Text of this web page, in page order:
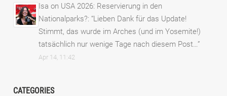
Isa on USA 2026: Reservierung in den
Nationalparks?: “Lieben Dank für das Update!
Stimmt, das wurde im Arches (und im Yosemite!)
tatsächlich nur wenige Tage nach diesem Post…”
Apr 14, 11:42
CATEGORIES